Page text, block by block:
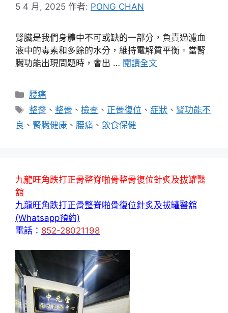
5 4 月, 2025 作者: PONG CHAN
腎臟是我們身體中不可或缺的一部分，負責過濾血
液中的毒素和多餘的水分，維持電解質平衡。當腎
臟功能出現問題時，會出 … 閱讀全文
分
類
腰痛
標
籤
整脊 、整骨 、檢查 、 正骨復位 、症狀 、 腎功能不
良 、 腎臟健康 、 腰痛 、 飲食保健
九龍旺角跌打正骨整脊啪骨整骨復位針炙及拔罐醫
舘
九龍旺角跌打正骨整脊啪骨復位針炙及拔罐醫舘
(Whatsapp預約)
電話： 852-28021198